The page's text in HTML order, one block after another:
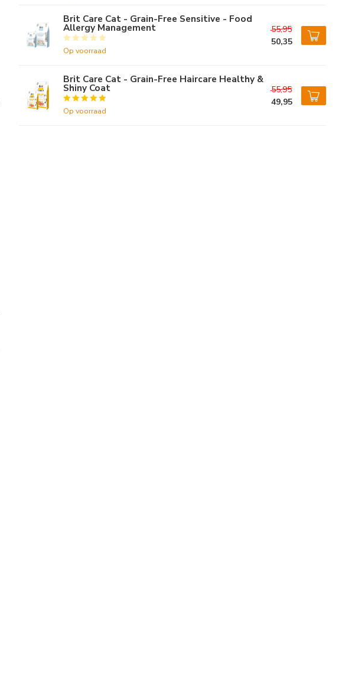
Brit Care Cat - Grain-Free Sensitive - Food
Allergy Management
Op voorraad
55,95
50,35
Brit Care Cat - Grain-Free Haircare Healthy &
Shiny Coat
Op voorraad
55,95
49,95